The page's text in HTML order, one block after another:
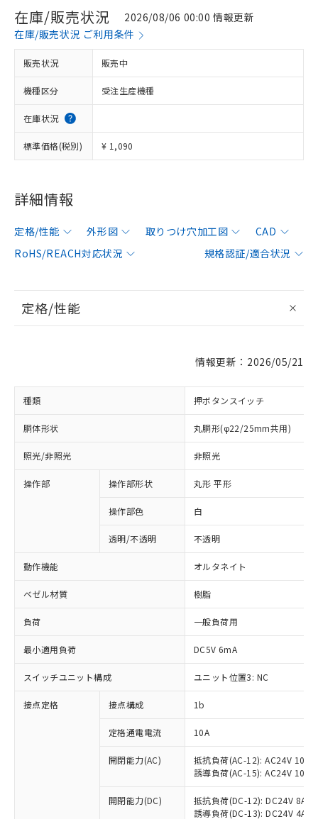
在庫/販売状況
2026/08/06 00:00 情報更新
在庫/販売状況 ご利用条件
販売状況 販売中
機種区分 受注生産機種
在庫状況
標準価格(税別) ¥ 1,090
詳細情報
定格/性能 外形図 取りつけ穴加工図
CAD
RoHS/REACH対応状況
規格認証/適合状況
定格/性能
情報更新：2026/05/21
種類 押ボタンスイッチ
胴体形状 丸胴形(φ22/25mm共用)
照光/非照光 非照光
操作部 操作部形状 丸形 平形
操作部色 白
透明/不透明 不透明
動作機能 オルタネイト
ベゼル材質 樹脂
負荷 一般負荷用
最小適用負荷 DC5V 6mA
スイッチユニット構成 ユニット位置3: NC
接点定格 接点構成 1b
定格通電電流 10A
開閉能力(AC)
抵抗負荷(AC-12): AC24V 10A/
誘導負荷(AC-15): AC24V
開閉能力(DC)
抵抗負荷(DC-12): DC24V 8A/
誘導負荷(DC-13): DC24V 4A/
ご利用条件
対応済み：EU RoHS指令（10物質）の
非含有に対応した製品が提供可能な商品で
対応予定：EU RoHS指令（10物質）の非含
有に対応した製品に切り替える予定のある